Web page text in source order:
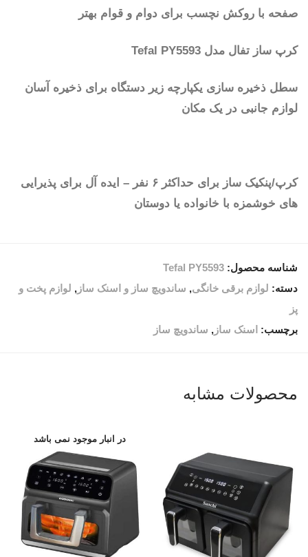
صفحه با روکش نچسب برای دوام و قوام بهتر
کرپ ساز تفال مدل Tefal PY5593
سطل ذخیره سازی یکپارچه زیر دستگاه برای ذخیره آسان
لوازم جانبی در یک مکان
کرپ/پنکیک ساز برای حداکثر ۶ نفر – ایده آل برای پذیرایی
های خوشمزه با خانواده یا دوستان
شناسه محصول: Tefal PY5593
دسته: لوازم برقی خانگی, ساندویچ ساز و اسنک ساز , لوازم پخت و
پز
برچسب: اسنک ساز , ساندویچ ساز
محصولات مشابه